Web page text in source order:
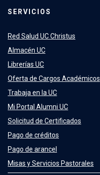
SERVICIOS
Red Salud UC Christus
Almacén UC
Librerías UC
Oferta de Cargos Académicos
Trabaja en la UC
Mi Portal Alumni UC
Solicitud de Certificados
Pago de créditos
Pago de arancel
Misas y Servicios Pastorales